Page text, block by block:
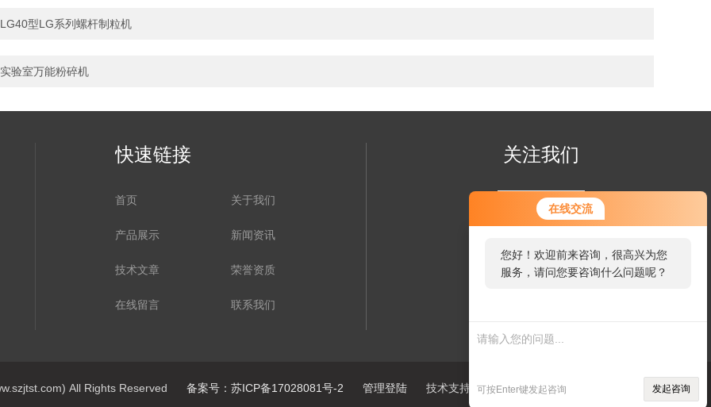
在线交流
您好！欢迎前来咨询，很高兴为您
服务，请问您要咨询什么问题呢？
可按Enter键发起咨询 发起咨询
LG40型LG系列螺杆制粒机
实验室万能粉碎机
快速链接
首页 关于我们
产品展示 新闻资讯
技术文章 荣誉资质
在线留言 联系我们
关注我们
All Rights Reserved 备案号：苏ICP备17028081号-2 管理登陆 技术支持：制药网 sitemap.xml